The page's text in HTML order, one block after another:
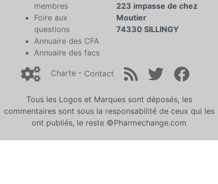
membres
Foire aux
questions
Annuaire des CFA
Annuaire des facs
223 impasse de chez
Moutier
74330 SILLINGY
Charte - Contact
Tous les Logos et Marques sont déposés, les
commentaires sont sous la responsabilité de ceux qui les
ont publiés, le reste ©Pharmechange.com